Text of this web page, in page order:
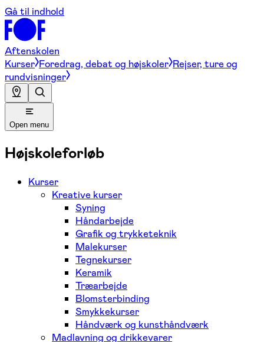
Gå til indhold
Aftenskolen
Kurser Foredrag, debat og højskoler Rejser, ture og
rundvisninger
Open menu
Højskoleforløb
Kurser
Kreative kurser
Syning
Håndarbejde
Grafik og trykketeknik
Malekurser
Tegnekurser
Keramik
Træarbejde
Blomsterbinding
Smykkekurser
Håndværk og kunsthåndværk
Madlavning og drikkevarer